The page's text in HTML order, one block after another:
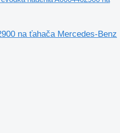
na ťahača Mercedes-Benz